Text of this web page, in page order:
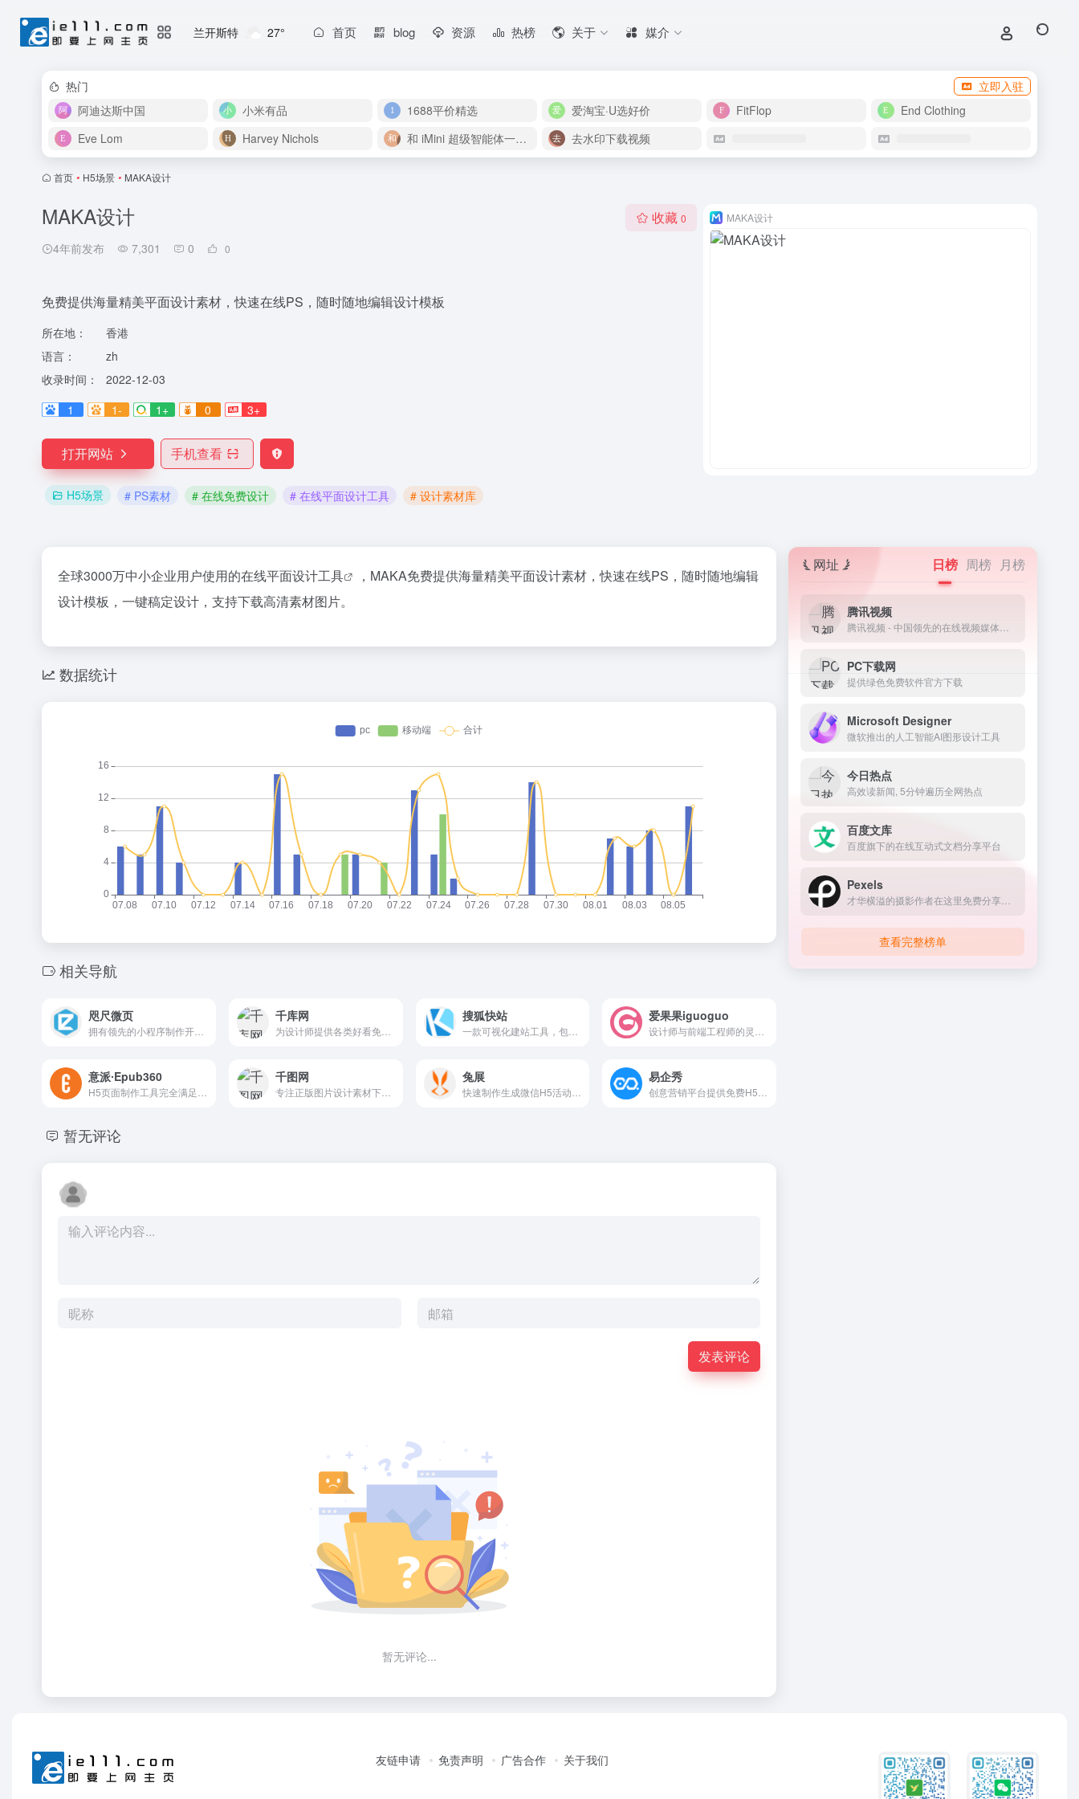
兰开斯特 27° 首页 blog 资源 热榜 关于 媒介
热门
立即入驻
阿迪达斯中国
小米有品 1688平价精选 爱淘宝·U选好价 FitFlop
End Clothing
Eve Lom
Harvey Nichols 和 iMini 超级智能体一起构建伟大作品 去水印下载视频
首页 • H5场景 • MAKA设计
MAKA设计
4年前发布 7,301 0 0
收藏 0
免费提供海量精美平面设计素材，快速在线PS，随时随地编辑设计模板
所在地：
香港
语言：
zh
收录时间：
2022-12-03
1
1- 1+ 0 3+
打开网站 手机查看
H5场景 # PS素材 # 在线免费设计 # 在线平面设计工具 # 设计素材库
MAKA设计
全球3000万中小企业用户使用的在线平面设计工具
，MAKA免费提供海量精美平面设计素材，快速在线PS，随时随地编辑
设计模板，一键稿定设计，支持下载高清素材图片。
数据统计
相关导航
咫尺微页 千库网 搜狐快站
一款可视化建站工具，包括拖拽生成页面，强大的内容管理，丰富美观的模板
爱果果iguoguo
意派∙Epub360 千图网
专注正版图片设计素材下载的网站
兔展 易企秀
暂无评论
发表评论
暂无评论...
网址 日榜 周榜 月榜
腾讯视频
PC下载网
提供绿色免费软件官方下载
Microsoft Designer
微软推出的人工智能AI图形设计工具
今日热点
高效读新闻, 5分钟遍历全网热点
百度文库
百度旗下的在线互动式文档分享平台
Pexels
查看完整榜单
友链申请 免责声明 广告合作 关于我们